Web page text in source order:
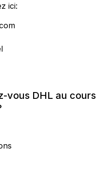
ici:
vous DHL au cours